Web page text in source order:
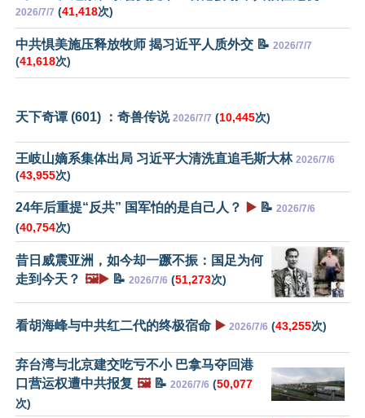
2026/7/7 (41,418次)
中共惧美施压释放牧师 揭习近平人质外交 📝 2026/7/7
(41,618次)
天下奇谭 (601) ：奇兽传说 2026/7/7 (10,445次)
王岐山嫡系集体出局 习近平大清洗直追毛斯大林 2026/7/6
(43,955次)
24年后重提“反共” 国军怕的是自己人？ ▶️ 📝 2026/7/6
(40,754次)
昔日威震亚洲，如今却一蹶不振：国足为何
走到今天？ 🖼️▶️ 📝 2026/7/6 (51,273次)
看胡海峰与中共红二代的终极宿命 ▶️ 2026/7/6 (43,255次)
弃台湾与北京建交吃亏不小 巴拿马夺回港
口营运权遭中共报复 🖼️📝 2026/7/6 (50,077
次)